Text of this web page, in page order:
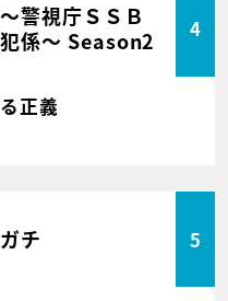
警視庁ＳＳＢ
係～ Season2
4
正義
チ 5